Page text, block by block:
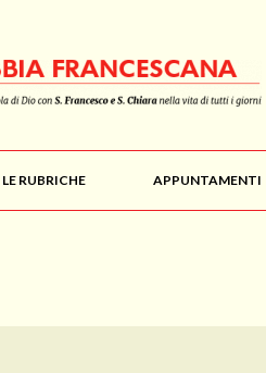
LE RUBRICHE APPUNTAMENTI